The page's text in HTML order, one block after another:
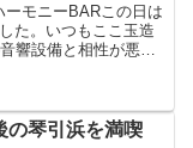
ーモニーBARこの日は
た。いつもここ玉造
響設備と相性が悪か
の琴引浜を満喫